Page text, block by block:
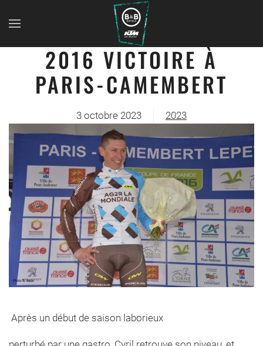
2016 VICTOIRE À
PARIS-CAMEMBERT
3 octobre 2023 2023
Après un début de saison laborieux